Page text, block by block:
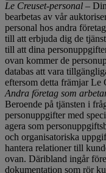
Le Creuset-personal –
bearbetas av vår
personal hos andra
till att erbjuda dig de
till att dina
ovan kommer de
databas att vara
eftersom detta främjar Le
Andra företag som
Beroende på tjänsten i
personuppgifter med
agera som
och organisatoriska
hantera relationer till
ovan. Däribland ingår
dokumentation som rör